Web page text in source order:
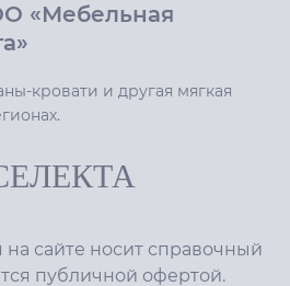
«Мебельная
кровати и другая мягкая
сайте носит справочный
публичной офертой.